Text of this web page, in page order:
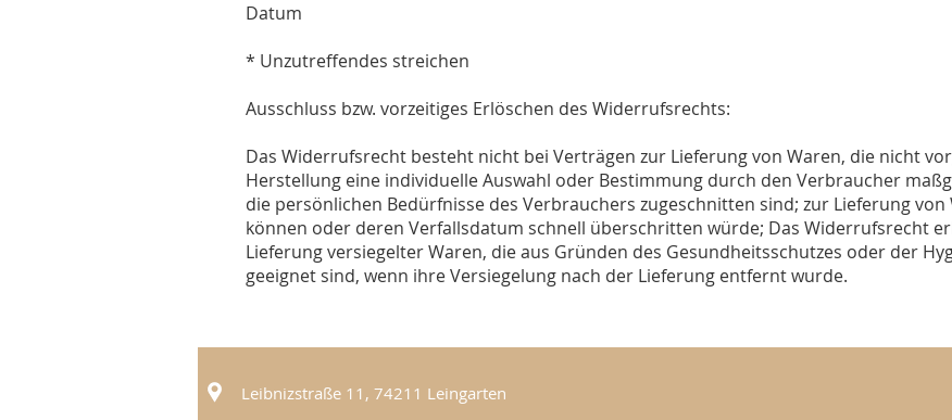
Datum
* Unzutreffendes streichen
Ausschluss bzw. vorzeitiges Erlöschen des Widerrufsrechts:
Das Widerrufsrecht besteht nicht bei Verträgen zur Lieferung von Waren, die nicht
Herstellung eine individuelle Auswahl oder Bestimmung durch den Verbraucher
die persönlichen Bedürfnisse des Verbrauchers zugeschnitten sind; zur Lieferung
können oder deren Verfallsdatum schnell überschritten würde; Das Widerrufsrecht
Lieferung versiegelter Waren, die aus Gründen des Gesundheitsschutzes oder der
geeignet sind, wenn ihre Versiegelung nach der Lieferung entfernt wurde.
Leibnizstraße 11, 74211 Leingarten